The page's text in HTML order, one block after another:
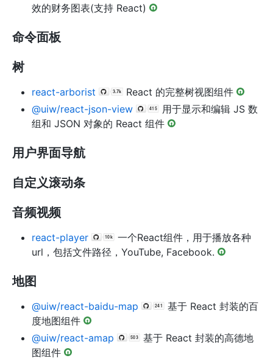
效的财务图表(支持 React)
命令面板
树
react-arborist
React 的完整树视图组件
@uiw/react-json-view
用于显示和编辑 JS 数
组和 JSON 对象的 React 组件
用户界面导航
自定义滚动条
音频视频
react-player
一个React组件，用于播放各种
url，包括文件路径，YouTube, Facebook.
地图
@uiw/react-baidu-map
基于 React 封装的百
度地图组件
@uiw/react-amap
基于 React 封装的高德地
图组件